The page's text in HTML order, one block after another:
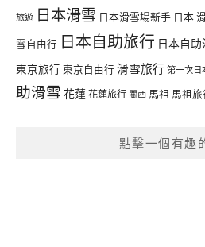
旅遊 日本滑雪 日本滑雪場新手 日本
雪自由行 日本自助旅行 日本自助
東京旅行 東京自由行 滑雪旅行 第一次日
助滑雪 花蓮花蓮旅行 關西 馬祖 馬祖旅
點擊一個有趣